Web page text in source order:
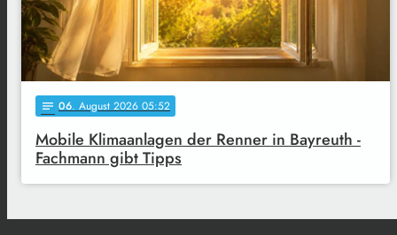
notes 06. August 2026 05:52
Mobile Klimaanlagen der Renner in Bayreuth -
Fachmann gibt Tipps